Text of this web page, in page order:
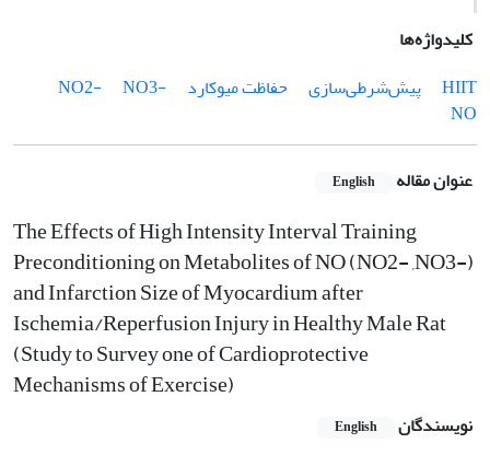
کلیدواژه‌ها
HIIT
پیش‌شرطی‌سازی حفاظت میوکارد NO2-
NO3-
NO
عنوان مقاله English
The Effects of High Intensity Interval Training
Preconditioning on Metabolites of NO (NO2- ,NO3-)
and Infarction Size of Myocardium after
Ischemia/Reperfusion Injury in Healthy Male Rat
(Study to Survey one of Cardioprotective
Mechanisms of Exercise)
نویسندگان English